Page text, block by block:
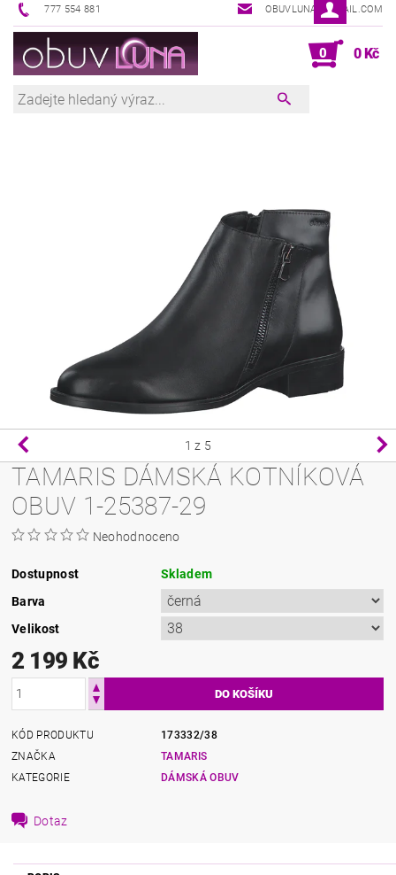
777 554 881 OBUVLUNA@GMAIL.COM
0 0 Kč
1 z 5
TAMARIS DÁMSKÁ KOTNÍKOVÁ
OBUV 1-25387-29
Neohodnoceno
Dostupnost
Skladem
Barva
Velikost
2 199 Kč
KÓD PRODUKTU
173332/38
ZNAČKA
TAMARIS
KATEGORIE
DÁMSKÁ OBUV
Dotaz